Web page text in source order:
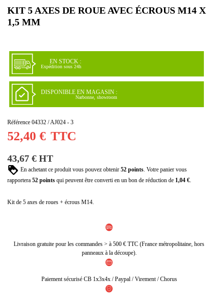
KIT 5 AXES DE ROUE AVEC ÉCROUS M14 X
1,5 MM
EN STOCK :
Expédition sous 24h
DISPONIBLE EN MAGASIN :
Narbonne, showroom
Référence 04332 / AJ024 - 3
52,40 € TTC
43,67 € HT
En achetant ce produit vous pouvez obtenir 52 points . Votre panier vous
rapportera 52 points qui peuvent être converti en un bon de réduction de 1,04 €
Kit de 5 axes de roues + écrous M14.
Livraison gratuite pour les commandes > à 500 € TTC (France métropolitaine, hors
panneaux à la découpe).
Paiement sécurisé CB 1x3x4x / Paypal / Virement / Chorus